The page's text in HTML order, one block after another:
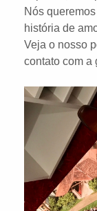
Nós
história de
Veja o nosso
contato com a